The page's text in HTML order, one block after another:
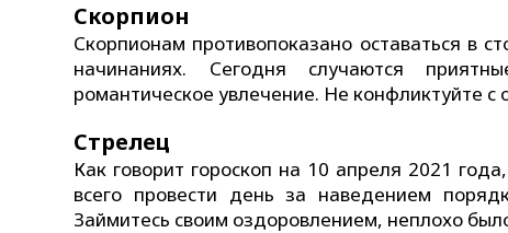
Скорпион
Скорпионам противопоказано оставаться в
начинаниях. Сегодня случаются
романтическое увлечение. Не конфликтуйте
Стрелец
Как говорит гороскоп на 10 апреля 2021
всего провести день за наведением
Займитесь своим оздоровлением, неплохо